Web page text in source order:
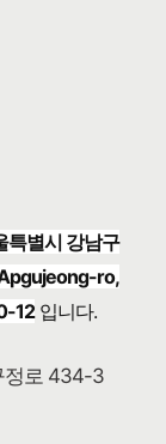
특별시 강남구
ro,
12입니다.
정로 434-3